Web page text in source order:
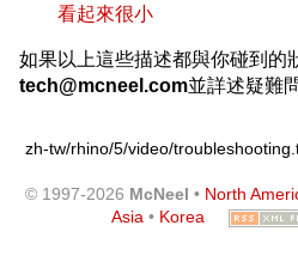
看起來很小
如果以上這些描述都與你碰到的
tech@mcneel.com並詳述疑難
zh-tw/rhino/5/video/
© 1997-2026 McNeel • North
Asia • Korea